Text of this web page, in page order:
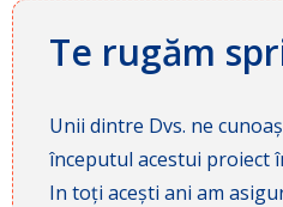
Te rugăm
Unii dintre Dvs. ne
începutul acestui proiect
In toți acești ani am